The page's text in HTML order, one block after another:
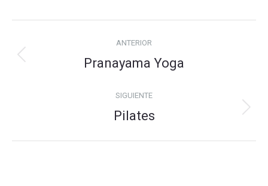
entre
ANTERIOR
Álbum
Pranayama Yoga
SIGUIENTE
Álbum
Pilates